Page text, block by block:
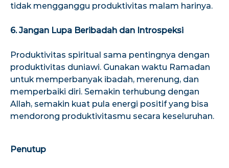
tidak mengganggu produktivitas malam harinya.
6. Jangan Lupa Beribadah dan Introspeksi
Produktivitas spiritual sama pentingnya dengan
produktivitas duniawi. Gunakan waktu Ramadan
untuk memperbanyak ibadah, merenung, dan
memperbaiki diri. Semakin terhubung dengan
Allah, semakin kuat pula energi positif yang bisa
mendorong produktivitasmu secara keseluruhan.
Penutup